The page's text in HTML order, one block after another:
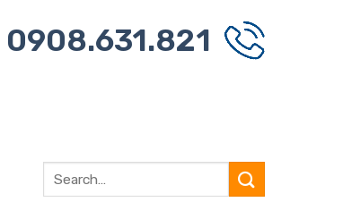
0908.631.821